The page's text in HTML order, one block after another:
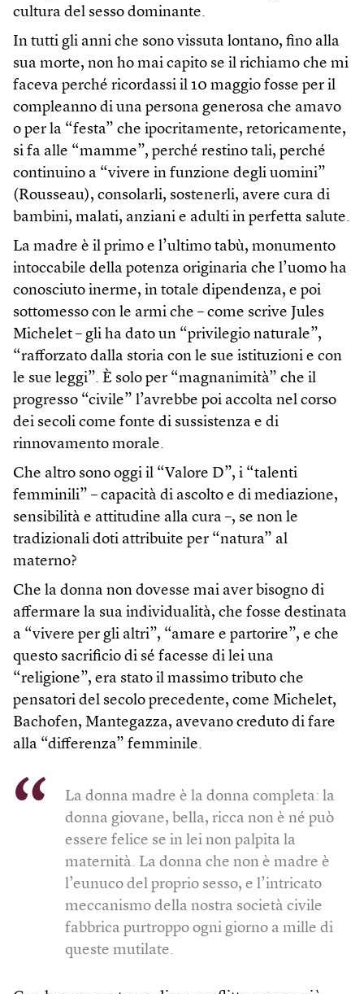
cultura del sesso dominante.
In tutti gli anni che sono vissuta lontano, fino alla
sua morte, non ho mai capito se il richiamo che mi
faceva perché ricordassi il 10 maggio fosse per il
compleanno di una persona generosa che amavo
o per la “festa” che ipocritamente, retoricamente,
si fa alle “mamme”, perché restino tali, perché
continuino a “vivere in funzione degli uomini”
(Rousseau), consolarli, sostenerli, avere cura di
bambini, malati, anziani e adulti in perfetta salute.
La madre è il primo e l’ultimo tabù, monumento
intoccabile della potenza originaria che l’uomo ha
conosciuto inerme, in totale dipendenza, e poi
sottomesso con le armi che – come scrive Jules
Michelet – gli ha dato un “privilegio naturale”,
“rafforzato dalla storia con le sue istituzioni e con
le sue leggi”. È solo per “magnanimità” che il
progresso “civile” l’avrebbe poi accolta nel corso
dei secoli come fonte di sussistenza e di
rinnovamento morale.
Che altro sono oggi il “Valore D”, i “talenti
femminili” – capacità di ascolto e di mediazione,
sensibilità e attitudine alla cura –, se non le
tradizionali doti attribuite per “natura” al
materno?
Che la donna non dovesse mai aver bisogno di
affermare la sua individualità, che fosse destinata
a “vivere per gli altri”, “amare e partorire”, e che
questo sacrificio di sé facesse di lei una
“religione”, era stato il massimo tributo che
pensatori del secolo precedente, come Michelet,
Bachofen, Mantegazza, avevano creduto di fare
alla “differenza” femminile.
La donna madre è la donna completa: la
donna giovane, bella, ricca non è né può
essere felice se in lei non palpita la
maternità. La donna che non è madre è
l’eunuco del proprio sesso, e l’intricato
meccanismo della nostra società civile
fabbrica purtroppo ogni giorno a mille di
queste mutilate.